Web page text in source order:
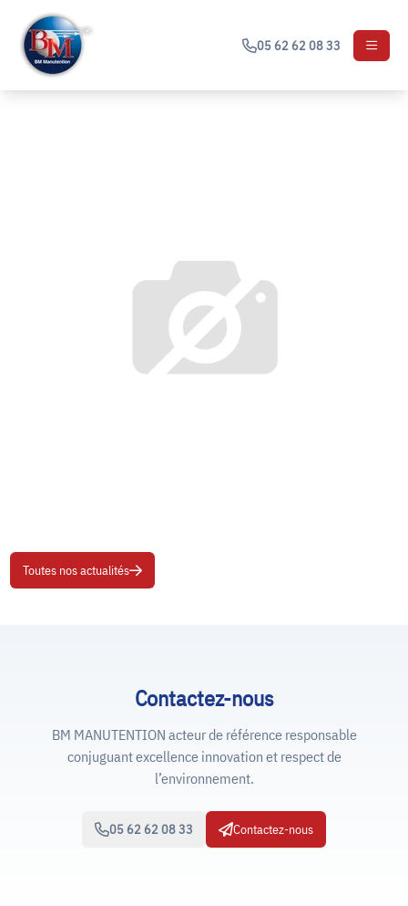
05 62 62 08 33
Toutes nos actualités
Contactez-nous
BM MANUTENTION acteur de référence responsable
conjuguant excellence innovation et respect de
l’environnement.
05 62 62 08 33 Contactez-nous